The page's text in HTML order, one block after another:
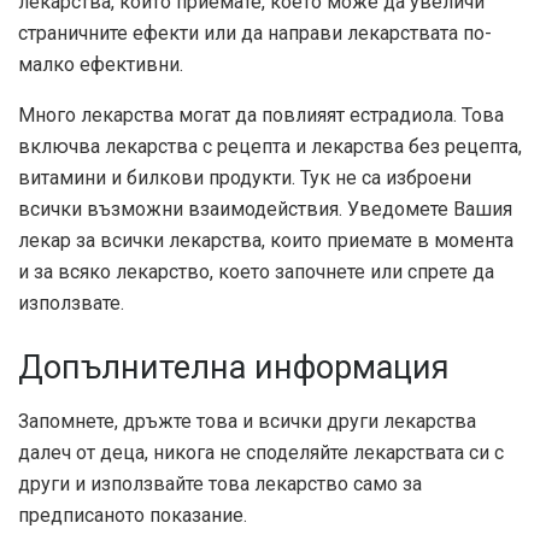
страничните ефекти или да направи лекарствата по-
малко ефективни.
Много лекарства могат да повлияят естрадиола. Това
включва лекарства с рецепта и лекарства без рецепта,
витамини и билкови продукти. Тук не са изброени
всички възможни взаимодействия. Уведомете Вашия
лекар за всички лекарства, които приемате в момента
и за всяко лекарство, което започнете или спрете да
използвате.
Допълнителна информация
Запомнете, дръжте това и всички други лекарства
далеч от деца, никога не споделяйте лекарствата си с
други и използвайте това лекарство само за
предписаното показание.